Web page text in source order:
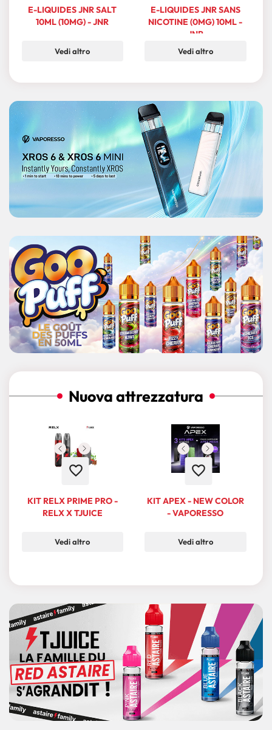
E-LIQUIDES JNR SALT
10ML (10MG) - JNR
Vedi altro
E-LIQUIDES JNR SANS
NICOTINE (0MG) 10ML -
JNR
Vedi altro
Nuova attrezzatura
favorite_border
KIT RELX PRIME PRO -
RELX X TJUICE
Vedi altro
favorite_border
KIT APEX - NEW COLOR
- VAPORESSO
Vedi altro